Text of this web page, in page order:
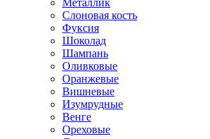
Металлик
Слоновая кость
Фуксия
Шоколад
Шампань
Оливковые
Оранжевые
Вишневые
Изумрудные
Венге
Ореховые